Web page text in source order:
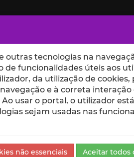
ESCOLAS UNIDADES
Currículo
outras tecnologias na
funcionalidades úteis aos
da utilização de cookies,
e à correta interação
usar o portal, o utilizador
sejam usadas nas
não essenciais Aceitar todos